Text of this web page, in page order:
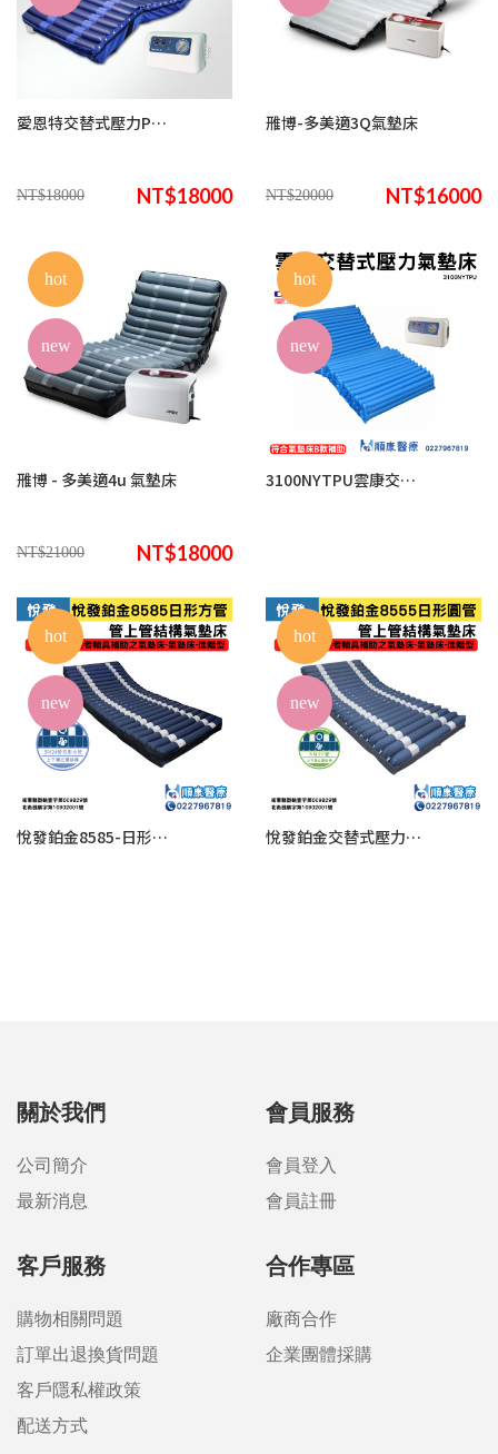
愛恩特交替式壓力POLY2400方管氣墊床(來電諮詢享優惠)
NT$18000 NT$18000
雃博-多美適3Q氣墊床
NT$20000 NT$16000
hot
new
雃博 - 多美適4u 氣墊床
NT$21000 NT$18000
hot
new
3100NYTPU雲康交替式壓力氣墊床(來電諮詢享優惠)
hot
new
悅發鉑金8585-日形方管 管上管結構氣墊床
hot
new
悅發鉑金交替式壓力氣墊床8555-日形圓管(5吋23管)進階型
關於我們
公司簡介
最新消息
會員服務
會員登入
會員註冊
客戶服務
購物相關問題
訂單出退換貨問題
客戶隱私權政策
配送方式
合作專區
廠商合作
企業團體採購